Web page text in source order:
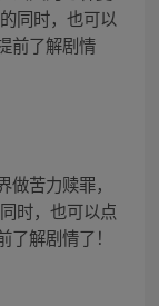
同时，也可以
前了解剧情
苦力赎罪，
时，也可以点
解剧情了！